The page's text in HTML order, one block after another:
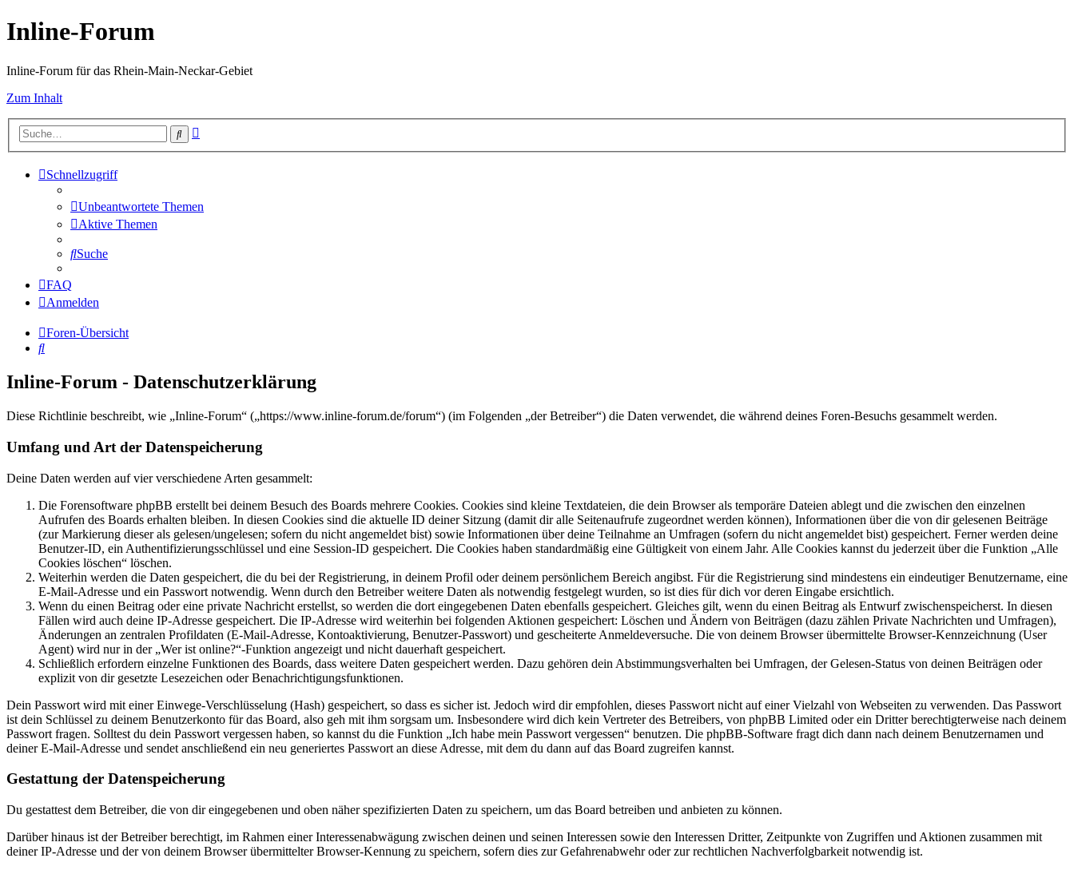
Inline-Forum
Inline-Forum für das Rhein-Main-Neckar-Gebiet
Zum Inhalt
Suche
Schnellzugriff
Unbeantwortete Themen
Aktive Themen
Suche
FAQ
Anmelden
Foren-Übersicht
Suche
Inline-Forum - Datenschutzerklärung
Diese Richtlinie beschreibt, wie „Inline-Forum“ („https://www.inline-forum.de/forum“) (im Folgenden „der Betreiber“) die Daten verwendet, die während deines Foren-Besuchs gesammelt werden.
Umfang und Art der Datenspeicherung
Deine Daten werden auf vier verschiedene Arten gesammelt:
Die Forensoftware phpBB erstellt bei deinem Besuch des Boards mehrere Cookies. Cookies sind kleine Textdateien, die dein Browser als temporäre Dateien ablegt und die zwischen den einzelnen
Aufrufen des Boards erhalten bleiben. In diesen Cookies sind die aktuelle ID deiner Sitzung (damit dir alle Seitenaufrufe zugeordnet werden können), Informationen über die von dir gelesenen Beiträge
(zur Markierung dieser als gelesen/ungelesen; sofern du nicht angemeldet bist) sowie Informationen über deine Teilnahme an Umfragen (sofern du nicht angemeldet bist) gespeichert. Ferner werden deine
Benutzer-ID, ein Authentifizierungsschlüssel und eine Session-ID gespeichert. Die Cookies haben standardmäßig eine Gültigkeit von einem Jahr. Alle Cookies kannst du jederzeit über die Funktion „Alle
Cookies löschen“ löschen.
Weiterhin werden die Daten gespeichert, die du bei der Registrierung, in deinem Profil oder deinem persönlichem Bereich angibst. Für die Registrierung sind mindestens ein eindeutiger Benutzername, eine
E-Mail-Adresse und ein Passwort notwendig. Wenn durch den Betreiber weitere Daten als notwendig festgelegt wurden, so ist dies für dich vor deren Eingabe ersichtlich.
Wenn du einen Beitrag oder eine private Nachricht erstellst, so werden die dort eingegebenen Daten ebenfalls gespeichert. Gleiches gilt, wenn du einen Beitrag als Entwurf zwischenspeicherst. In diesen
Fällen wird auch deine IP-Adresse gespeichert. Die IP-Adresse wird weiterhin bei folgenden Aktionen gespeichert: Löschen und Ändern von Beiträgen (dazu zählen Private Nachrichten und Umfragen),
Änderungen an zentralen Profildaten (E-Mail-Adresse, Kontoaktivierung, Benutzer-Passwort) und gescheiterte Anmeldeversuche. Die von deinem Browser übermittelte Browser-Kennzeichnung (User
Agent) wird nur in der „Wer ist online?“-Funktion angezeigt und nicht dauerhaft gespeichert.
Schließlich erfordern einzelne Funktionen des Boards, dass weitere Daten gespeichert werden. Dazu gehören dein Abstimmungsverhalten bei Umfragen, der Gelesen-Status von deinen Beiträgen oder
explizit von dir gesetzte Lesezeichen oder Benachrichtigungsfunktionen.
Dein Passwort wird mit einer Einwege-Verschlüsselung (Hash) gespeichert, so dass es sicher ist. Jedoch wird dir empfohlen, dieses Passwort nicht auf einer Vielzahl von Webseiten zu verwenden. Das Passwort
ist dein Schlüssel zu deinem Benutzerkonto für das Board, also geh mit ihm sorgsam um. Insbesondere wird dich kein Vertreter des Betreibers, von phpBB Limited oder ein Dritter berechtigterweise nach deinem
Passwort fragen. Solltest du dein Passwort vergessen haben, so kannst du die Funktion „Ich habe mein Passwort vergessen“ benutzen. Die phpBB-Software fragt dich dann nach deinem Benutzernamen und
deiner E-Mail-Adresse und sendet anschließend ein neu generiertes Passwort an diese Adresse, mit dem du dann auf das Board zugreifen kannst.
Gestattung der Datenspeicherung
Du gestattest dem Betreiber, die von dir eingegebenen und oben näher spezifizierten Daten zu speichern, um das Board betreiben und anbieten zu können.
Darüber hinaus ist der Betreiber berechtigt, im Rahmen einer Interessenabwägung zwischen deinen und seinen Interessen sowie den Interessen Dritter, Zeitpunkte von Zugriffen und Aktionen zusammen mit
deiner IP-Adresse und der von deinem Browser übermittelter Browser-Kennung zu speichern, sofern dies zur Gefahrenabwehr oder zur rechtlichen Nachverfolgbarkeit notwendig ist.